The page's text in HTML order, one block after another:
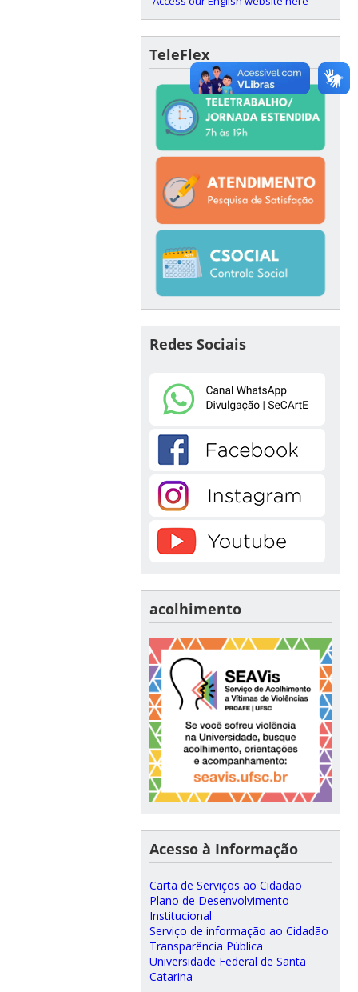
TeleFlex
Redes Sociais
acolhimento
Acesso à Informação
Carta de Serviços ao Cidadão
Plano de Desenvolvimento
Institucional
Serviço de informação ao Cidadão
Transparência Pública
Universidade Federal de Santa
Catarina